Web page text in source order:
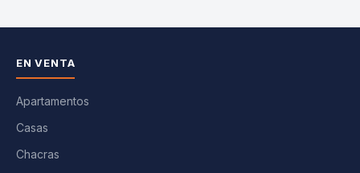
EN VENTA
Apartamentos
Casas
Chacras